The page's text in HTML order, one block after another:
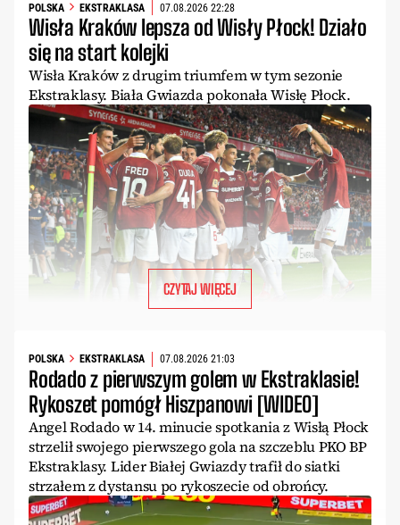
POLSKA EKSTRAKLASA 07.08.2026 22:28
Wisła Kraków lepsza od Wisły Płock! Działo
się na start kolejki
Wisła Kraków z drugim triumfem w tym sezonie
Ekstraklasy. Biała Gwiazda pokonała Wisłę Płock.
CZYTAJ WIĘCEJ
POLSKA EKSTRAKLASA 07.08.2026 21:03
Rodado z pierwszym golem w Ekstraklasie!
Rykoszet pomógł Hiszpanowi [WIDEO]
Angel Rodado w 14. minucie spotkania z Wisłą Płock
strzelił swojego pierwszego gola na szczeblu PKO BP
Ekstraklasy. Lider Białej Gwiazdy trafił do siatki
strzałem z dystansu po rykoszecie od obrońcy.